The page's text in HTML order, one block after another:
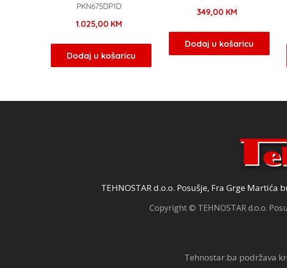
PKN675DP1D
1.025,00 KM
Dodaj u košaricu
349,00 KM
Dodaj u košaricu
TEHNOSTAR d.o.o. Posušje, Fra Grge Martića
Copyright © TEHNOSTAR d.o.o.
Tehnostar.ba podržava